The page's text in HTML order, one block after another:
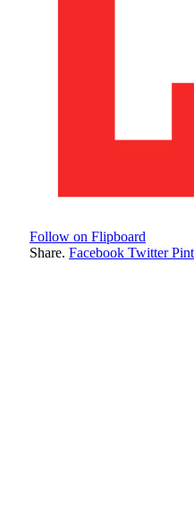
Follow on Flipboard
Share. Facebook Twitter